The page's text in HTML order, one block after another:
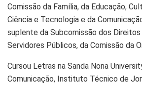
Comissão da Família, da Educação,
Ciência e Tecnologia e da
suplente da Subcomissão dos
Servidores Públicos, da Comissão da
Cursou Letras na Sanda Nona
Comunicação, Instituto Técnico de